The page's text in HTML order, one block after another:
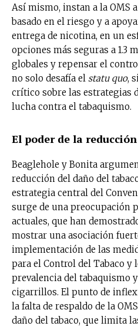
Así mismo, instan a la OMS
basado en el riesgo y a
entrega de nicotina, en un
opciones más seguras a 1.3
globales y repensar el
no solo desafía el statu quo,
crítico sobre las estrategias
lucha contra el tabaquismo.
El poder de la
Beaglehole y Bonita
reducción del daño del
estrategia central del
surge de una preocupación
actuales, que han
mostrar una asociación
implementación de las
para el Control del Tabaco y
prevalencia del tabaquismo
cigarrillos. El punto de
la falta de respaldo de la
daño del tabaco, que limita